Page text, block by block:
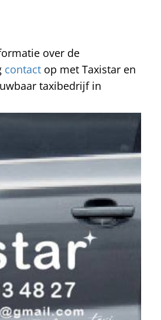
over de
contact op met Taxistar en
taxibedrijf in